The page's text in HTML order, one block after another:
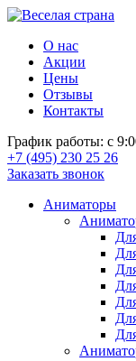
О нас
Акции
Цены
Отзывы
Контакты
График работы: с
+7 (495) 230 25 26
Заказать звонок
Аниматоры